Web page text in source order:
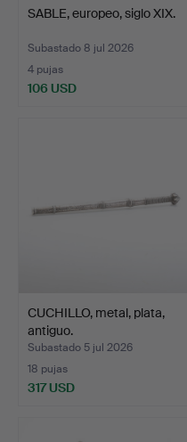
SABLE, europeo, siglo XIX.
Subastado 8 jul 2026
4 pujas
106 USD
CUCHILLO, metal, plata,
antiguo.
Subastado 5 jul 2026
18 pujas
317 USD